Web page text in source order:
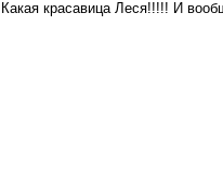
Какая красавица Леся!!!!! И